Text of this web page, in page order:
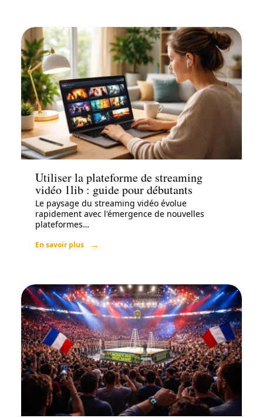
Actu
Utiliser la plateforme de streaming
vidéo 1lib : guide pour débutants
Le paysage du streaming vidéo évolue
rapidement avec l'émergence de nouvelles
plateformes…
En savoir plus
Actu